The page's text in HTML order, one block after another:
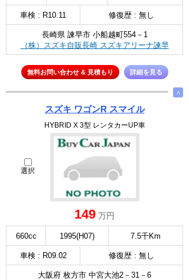
車検 : R10.11 修復歴 : 無し
長崎県 諫早市 小船越町554－1
（株）スズキ自販長崎 スズキアリーナ諫早
無料お問い合わせ & 見積もり 詳細を見る
∧
スズキ ワゴンR スマイル
HYBRID X 3型 レンタカーUP車
選択
149 万円
660cc 1995(H07) 7.5千Km
車検 : R09.02 修復歴 : 無し
大阪府 枚方市 中宮大池2－31－6